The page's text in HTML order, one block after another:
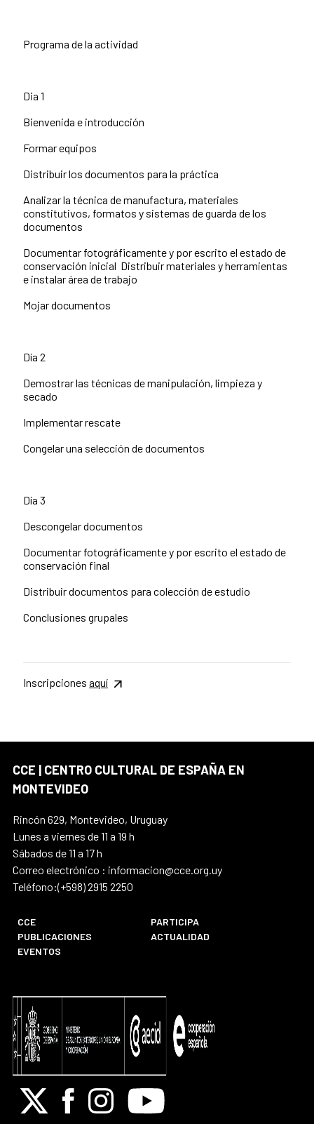
Programa de la actividad
Dia 1
Bienvenida e introducción
Formar equipos
Distribuir los documentos para la práctica
Analizar la técnica de manufactura, materiales
constitutivos, formatos y sistemas de guarda de los
documentos
Documentar fotográficamente y por escrito el estado de
conservación inicial Distribuir materiales y herramientas
e instalar área de trabajo
Mojar documentos
Día 2
Demostrar las técnicas de manipulación, limpieza y
secado
Implementar rescate
Congelar una selección de documentos
Día 3
Descongelar documentos
Documentar fotográficamente y por escrito el estado de
conservación final
Distribuir documentos para colección de estudio
Conclusiones grupales
Inscripciones aquí
CCE | CENTRO CULTURAL DE ESPAÑA EN
MONTEVIDEO
Rincón 629, Montevideo, Uruguay
Lunes a viernes de 11 a 19 h
Sábados de 11 a 17 h
Correo electrónico : informacion@cce.org.uy
Teléfono:(+598) 2915 2250
CCE
PARTICIPA
PUBLICACIONES
ACTUALIDAD
EVENTOS
X FacebookInstagramYoutube